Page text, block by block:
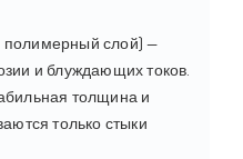
слой) —
и блуждающих токов.
толщина и
только стыки